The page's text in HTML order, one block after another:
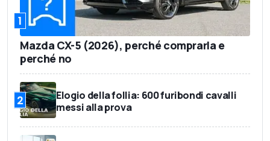
1
Mazda CX-5 (2026), perché comprarla e
perché no
2
Elogio della follia: 600 furibondi cavalli
messi alla prova